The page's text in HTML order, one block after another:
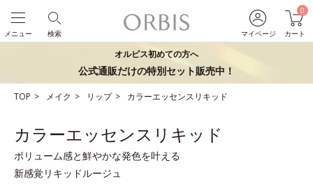
マイページ
0
カート
検索
メニュー
オルビス初めての方へ
公式通販だけの特別セット販売中！
TOP メイク リップ カラーエッセンスリキッド
カラーエッセンスリキッド
ボリューム感と鮮やかな発色を叶える
新感覚リキッドルージュ